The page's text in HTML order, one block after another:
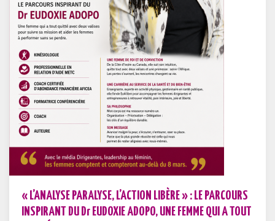
« L’ANALYSE PARALYSE, L’ACTION LIBÈRE » : LE PARCOURS
INSPIRANT DU Dr EUDOXIE ADOPO, UNE FEMME QUI A TOUT